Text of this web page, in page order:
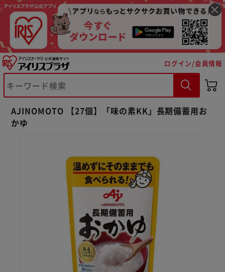
ログイン/会員情報
AJINOMOTO 【27個】「味の素KK」長期備蓄用お
かゆ※ご確認ください
カートに入れる 購入手続きへ